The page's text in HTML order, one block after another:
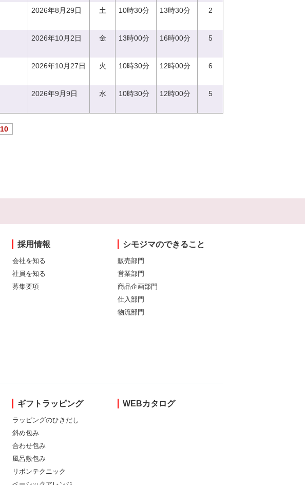
2026年8月29日 土 10時30分 13時30分 2
2026年10月2日 金 13時00分 16時00分 5
2026年10月27日 火 10時30分 12時00分 6
2026年9月9日 水 10時30分 12時00分 5
10
採用情報
会社を知る
社員を知る
募集要項
シモジマのできること
販売部門
営業部門
商品企画部門
仕入部門
物流部門
ギフトラッピング
ラッピングのひきだし
斜め包み
合わせ包み
風呂敷包み
リボンテクニック
WEBカタログ